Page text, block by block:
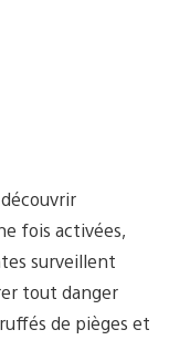
fois activées,
surveillent
tout danger
de pièges et